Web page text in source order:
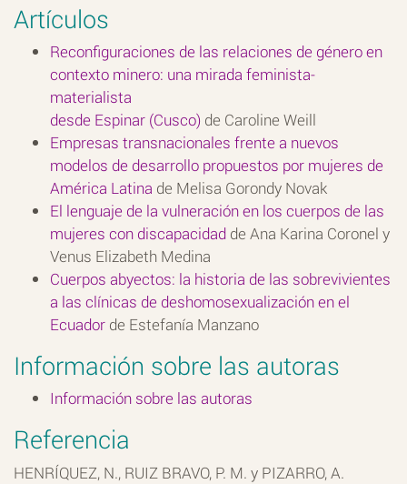
Artículos
Reconfiguraciones de las relaciones de género en
contexto minero: una mirada feminista-
materialista
desde Espinar (Cusco) de Caroline Weill
Empresas transnacionales frente a nuevos
modelos de desarrollo propuestos por mujeres de
América Latina de Melisa Gorondy Novak
El lenguaje de la vulneración en los cuerpos de las
mujeres con discapacidad de Ana Karina Coronel y
Venus Elizabeth Medina
Cuerpos abyectos: la historia de las sobrevivientes
a las clínicas de deshomosexualización en el
Ecuador de Estefanía Manzano
Información sobre las autoras
Información sobre las autoras
Referencia
HENRÍQUEZ, N., RUIZ BRAVO, P. M. y PIZARRO, A.